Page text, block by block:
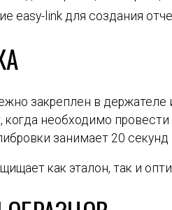
easy-link для создания
закреплен в
необходимо провести
занимает 20 секунд
как эталон, так и